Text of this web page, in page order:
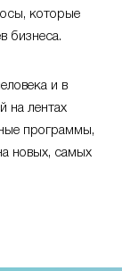
которые
бизнеса.
и в
на лентах
программы,
новых, самых